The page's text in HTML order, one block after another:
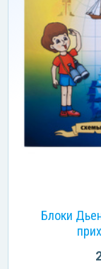
Блоки